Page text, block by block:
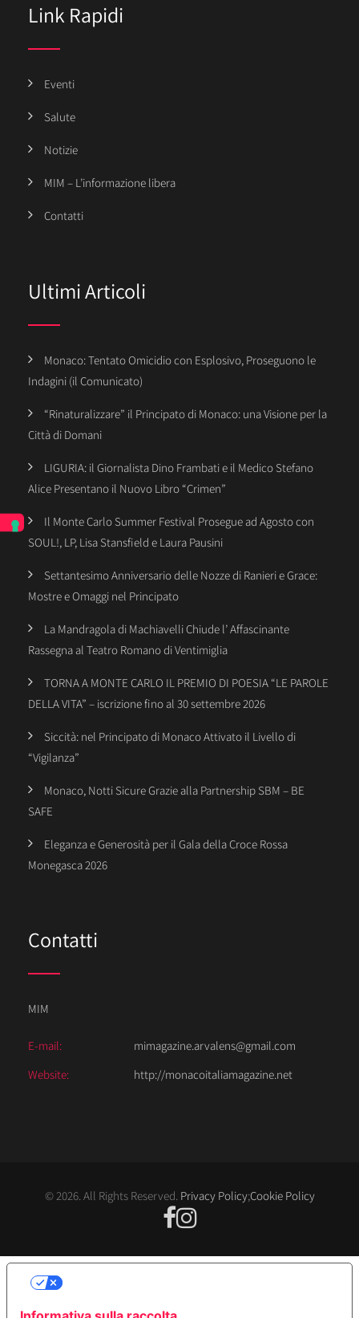
Link Rapidi
Eventi
Salute
Notizie
MIM – L’informazione libera
Contatti
Ultimi Articoli
Monaco: Tentato Omicidio con Esplosivo, Proseguono le
Indagini (il Comunicato)
“Rinaturalizzare” il Principato di Monaco: una Visione per la
Città di Domani
LIGURIA: il Giornalista Dino Frambati e il Medico Stefano
Alice Presentano il Nuovo Libro “Crimen”
Il Monte Carlo Summer Festival Prosegue ad Agosto con
SOUL!, LP, Lisa Stansfield e Laura Pausini
Settantesimo Anniversario delle Nozze di Ranieri e Grace:
Mostre e Omaggi nel Principato
La Mandragola di Machiavelli Chiude l’ Affascinante
Rassegna al Teatro Romano di Ventimiglia
TORNA A MONTE CARLO IL PREMIO DI POESIA “LE PAROLE
DELLA VITA” – iscrizione fino al 30 settembre 2026
Siccità: nel Principato di Monaco Attivato il Livello di
“Vigilanza”
Monaco, Notti Sicure Grazie alla Partnership SBM – BE
SAFE
Eleganza e Generosità per il Gala della Croce Rossa
Monegasca 2026
Contatti
MIM
E-mail:
mimagazine.arvalens@gmail.com
Website:
http://monacoitaliamagazine.net
© 2026. All Rights Reserved. Privacy Policy;Cookie Policy